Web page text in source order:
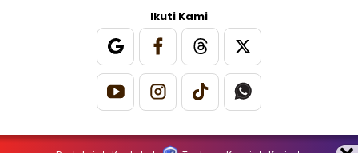
Ikuti Kami